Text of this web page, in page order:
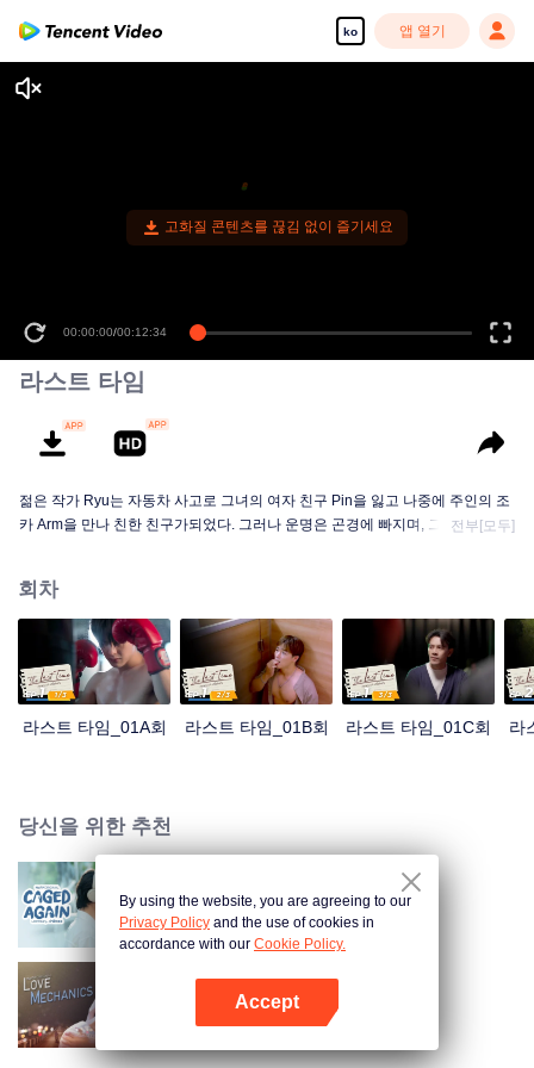
ko 앱 열기
고화질 콘텐츠를 끊김 없이 즐기세요
00:00:00/00:12:34
라스트 타임
젊은 작가 Ryu는 자동차 사고로 그녀의 여자 친구 Pin을 잃고 나중에 주인의 조
카 Arm을 만나 친한 친구가되었다. 그러나 운명은 곤경에 빠지며, 그가 심각한
전부[모두]
회차
라스트 타임_01A회 라스트 타임_01B회 라스트 타임_01C회 라
당신을 위한 추천
케이지 어게인
애정역학
By using the website, you are agreeing to our
Privacy Policy and the use of cookies in
accordance with our Cookie Policy.
Accept